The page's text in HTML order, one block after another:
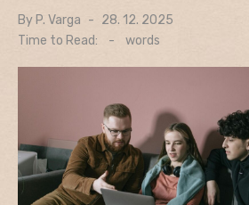
By P. Varga
Posted
28. 12. 2025
Time to Read:
- words